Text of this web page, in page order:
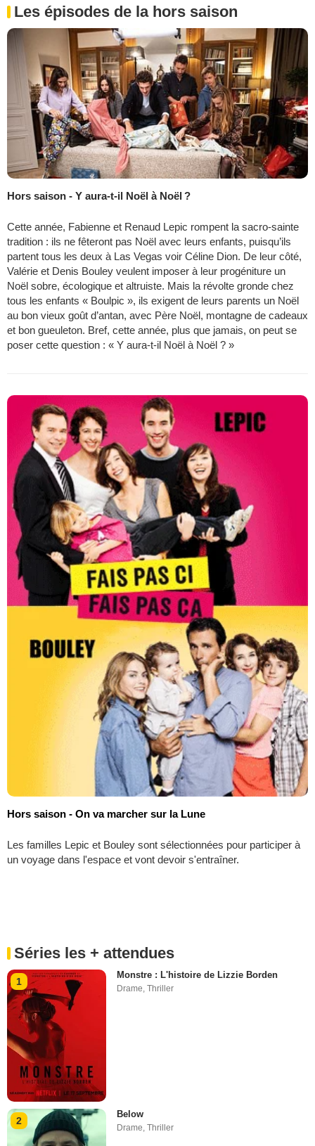
Les épisodes de la hors saison
Hors saison - Y aura-t-il Noël à Noël ?
Cette année, Fabienne et Renaud Lepic rompent la sacro-sainte
tradition : ils ne fêteront pas Noël avec leurs enfants, puisqu’ils
partent tous les deux à Las Vegas voir Céline Dion. De leur côté,
Valérie et Denis Bouley veulent imposer à leur progéniture un
Noël sobre, écologique et altruiste. Mais la révolte gronde chez
tous les enfants « Boulpic », ils exigent de leurs parents un Noël
au bon vieux goût d’antan, avec Père Noël, montagne de cadeaux
et bon gueuleton. Bref, cette année, plus que jamais, on peut se
poser cette question : « Y aura-t-il Noël à Noël ? »
Hors saison - On va marcher sur la Lune
Les familles Lepic et Bouley sont sélectionnées pour participer à
un voyage dans l'espace et vont devoir s'entraîner.
Séries les + attendues
1
Monstre : L'histoire de Lizzie Borden
Drame,Thriller
2
Below
Drame,Thriller